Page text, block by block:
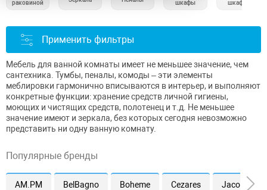
раковиной
шкафы
шкафы
Применить фильтры
Мебель для ванной комнаты имеет не меньшее значение, чем
сантехника. Тумбы, пеналы, комоды – эти элементы
меблировки гармонично вписываются в интерьер, и выполняют
конкретные функции: хранение средств личной гигиены,
моющих и чистящих средств, полотенец и т.д. Не меньшее
значение имеют и зеркала, без которых сегодня невозможно
представить ни одну ванную комнату.
Популярные бренды
AM.PM BelBagno Boheme Cezares Jacob